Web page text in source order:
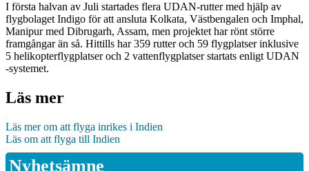
I första halvan av Juli startades flera UDAN-rutter med hjälp av
flygbolaget Indigo för att ansluta Kolkata, Västbengalen och Imphal,
Manipur med Dibrugarh, Assam, men projektet har rönt större
framgångar än så. Hittills har 359 rutter och 59 flygplatser inklusive
5 helikopterflygplatser och 2 vattenflygplatser startats enligt UDAN
-systemet.
Läs mer
Läs mer om att flyga inrikes i Indien
Läs om att flyga till Indien
Nyhetsämne